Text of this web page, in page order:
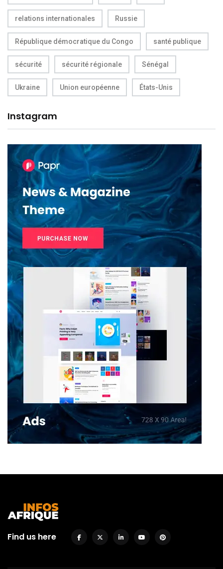
relations internationales Russie
République démocratique du Congo santé publique
sécurité sécurité régionale Sénégal
Ukraine Union européenne États-Unis
Instagram
Find us here